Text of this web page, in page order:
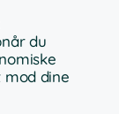
du
dine